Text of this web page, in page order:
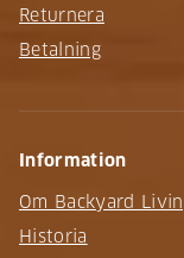
Returnera
Betalning
Information
Om Backyard
Historia